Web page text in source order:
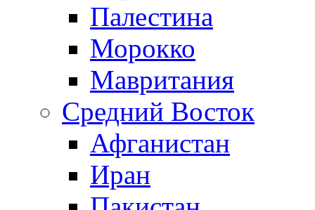
Палестина
Морокко
Мавритания
Средний Восток
Афганистан
Иран